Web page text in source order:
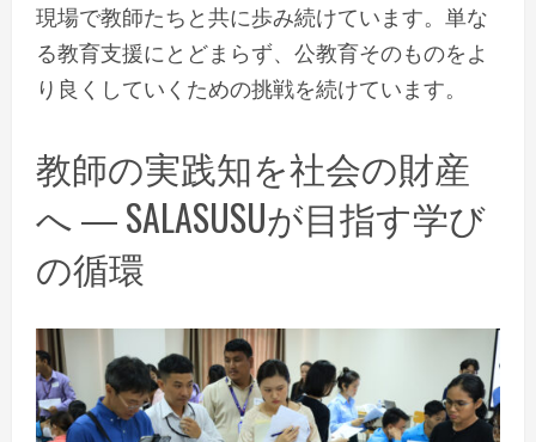
現場で教師たちと共に歩み続けています。単な
る教育支援にとどまらず、公教育そのものをよ
り良くしていくための挑戦を続けています。
教師の実践知を社会の財産
へ ― SALASUSUが目指す学び
の循環